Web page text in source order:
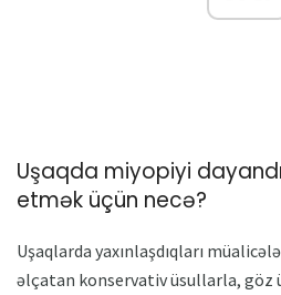
Uşaqda miyopiyi
etmək üçün necə?
Uşaqlarda yaxınlaşdıqları
əlçatan konservativ üsullarla, göz